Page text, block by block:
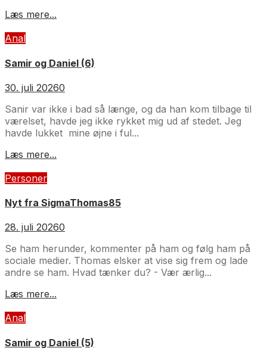
Læs mere...
Anal
Samir og Daniel (6)
30. juli 20260
Sanir var ikke i bad så længe, og da han kom tilbage til
værelset, havde jeg ikke rykket mig ud af stedet. Jeg
havde lukket mine øjne i ful...
Læs mere...
Personer
Nyt fra SigmaThomas85
28. juli 20260
Se ham herunder, kommenter på ham og følg ham på
sociale medier. Thomas elsker at vise sig frem og lade
andre se ham. Hvad tænker du? - Vær ærlig...
Læs mere...
Anal
Samir og Daniel (5)